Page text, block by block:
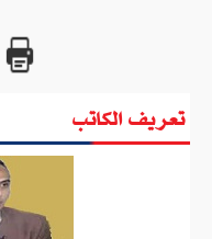
تعريف الكاتب